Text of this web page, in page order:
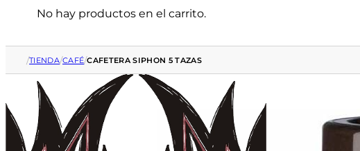
No hay productos en el carrito.
/TIENDA/CAFÉ/CAFETERA SIPHON 5 TAZAS